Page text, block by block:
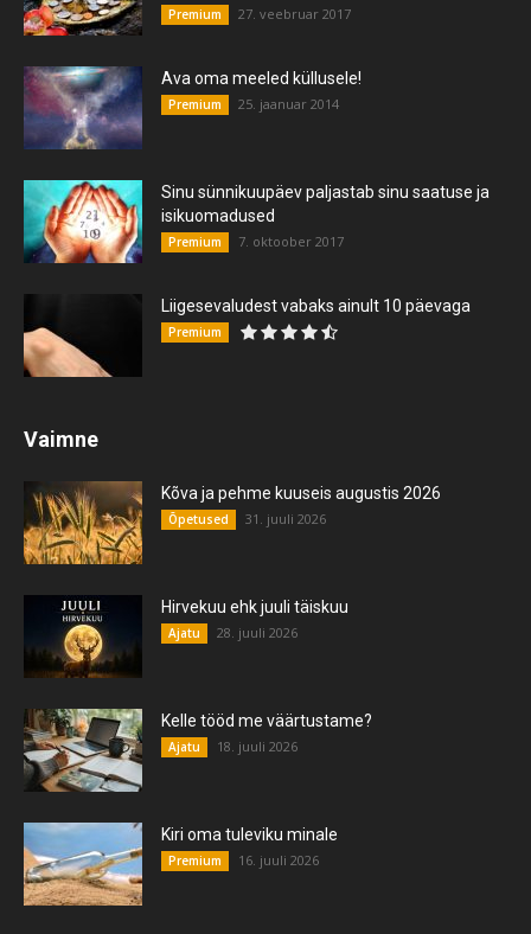
Premium 27. veebruar 2017
Ava oma meeled küllusele!
Premium 25. jaanuar 2014
Sinu sünnikuupäev paljastab sinu saatuse ja
isikuomadused
Premium 7. oktoober 2017
Liigesevaludest vabaks ainult 10 päevaga
Premium
Vaimne
Kõva ja pehme kuuseis augustis 2026
Õpetused 31. juuli 2026
Hirvekuu ehk juuli täiskuu
Ajatu 28. juuli 2026
Kelle tööd me väärtustame?
Ajatu 18. juuli 2026
Kiri oma tuleviku minale
Premium 16. juuli 2026